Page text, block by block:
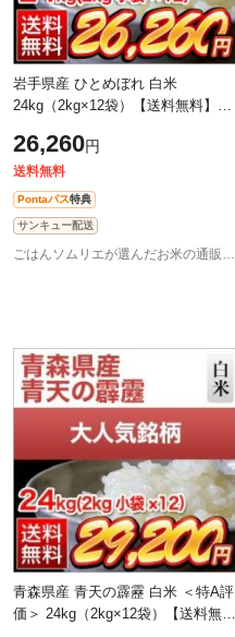
岩手県産 ひとめぼれ 白米
24kg（2kg×12袋）【送料無料】
荷】米 安い お米 令和7年産 2025
年産
26,260円
送料無料
Pontaパス特典
サンキュー配送
ごはんソムリエが選んだお米の通販 お米のくりや
青森県産 青天の霹靂 白米 ＜特A評
価＞ 24kg（2kg×12袋）【送料無